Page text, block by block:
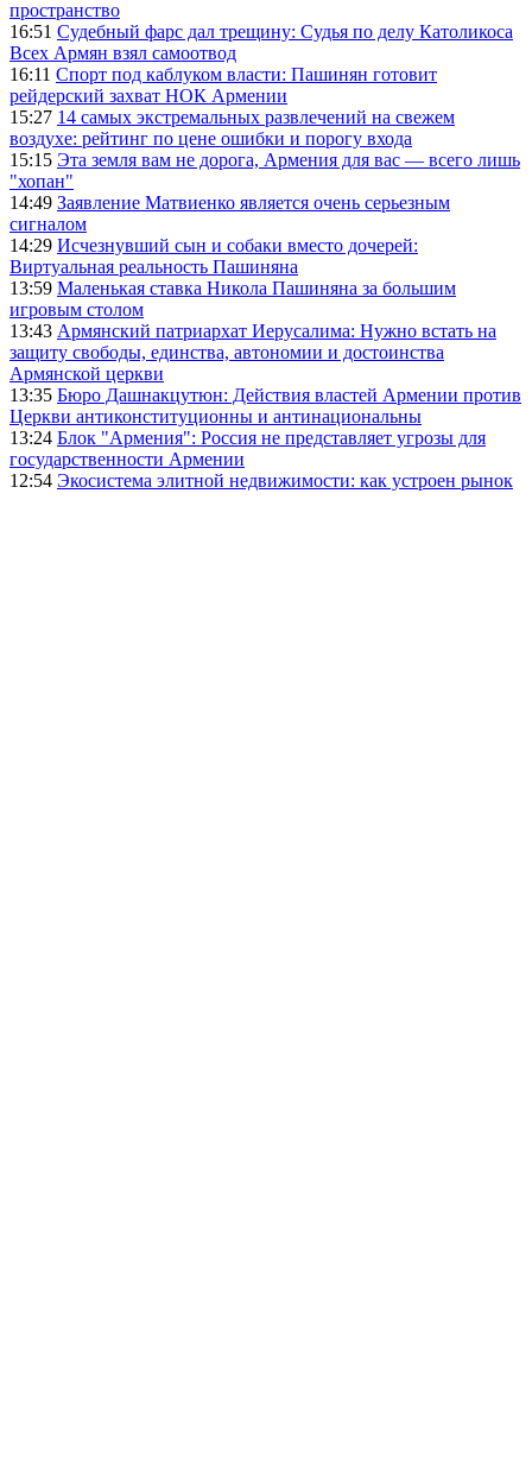
пространство
16:51 Судебный фарс дал трещину: Судья по делу Католикоса
Всех Армян взял самоотвод
16:11 Спорт под каблуком власти: Пашинян готовит
рейдерский захват НОК Армении
15:27 14 самых экстремальных развлечений на свежем
воздухе: рейтинг по цене ошибки и порогу входа
15:15 Эта земля вам не дорога, Армения для вас — всего лишь
"хопан"
14:49 Заявление Матвиенко является очень серьезным
сигналом
14:29 Исчезнувший сын и собаки вместо дочерей:
Виртуальная реальность Пашиняна
13:59 Маленькая ставка Никола Пашиняна за большим
игровым столом
13:43 Армянский патриархат Иерусалима: Нужно встать на
защиту свободы, единства, автономии и достоинства
Армянской церкви
13:35 Бюро Дашнакцутюн: Действия властей Армении против
Церкви антиконституционны и антинациональны
13:24 Блок "Армения": Россия не представляет угрозы для
государственности Армении
12:54 Экосистема элитной недвижимости: как устроен рынок